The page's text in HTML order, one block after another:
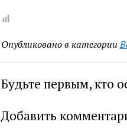
Опубликовано в категории
Будьте первым, кто
Добавить